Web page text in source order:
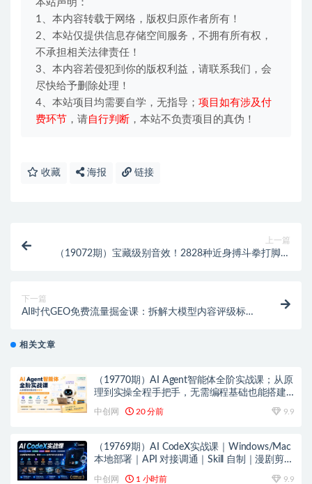
本站声明：
1、本内容转载于网络，版权归原作者所有！
2、本站仅提供信息存储空间服务，不拥有所有权，
不承担相关法律责任！
3、本内容若侵犯到你的版权利益，请联系我们，会
尽快给予删除处理！
4、本站项目均需要自学，无指导； 项目如有涉及付
费环节 ，请自行判断 ，本站不负责项目的真伪！
收藏 海报 链接
上一篇
（19072期）宝藏级别音效！2828种近身搏斗拳打脚踢
下一篇
AI时代GEO免费流量掘金课：拆解大模型内容评级标
相关文章
（19770期）AI Agent智能体全阶实战课；从原
理到实操全程手把手，无需编程基础也能搭建
中创网 20 分前 9.9
（19769期）AI CodeX实战课｜Windows/Mac
本地部署｜API 对接调通｜Skill 自制｜漫剧剪辑
中创网 1 小时前 9.9